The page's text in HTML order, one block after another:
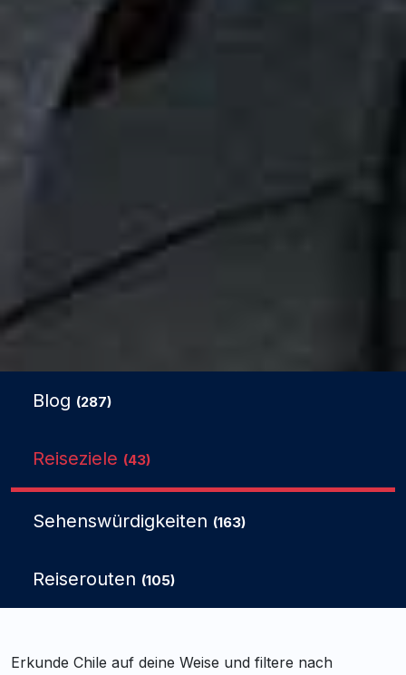
Blog (287)
Reiseziele (43)
Sehenswürdigkeiten (163)
Reiserouten (105)
Erkunde Chile auf deine Weise und filtere nach